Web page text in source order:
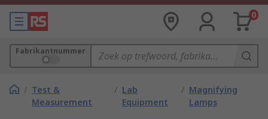
0
Fabrikantnummer
/ Test &
Measurement
/ Lab
Equipment
/ Magnifying
Lamps